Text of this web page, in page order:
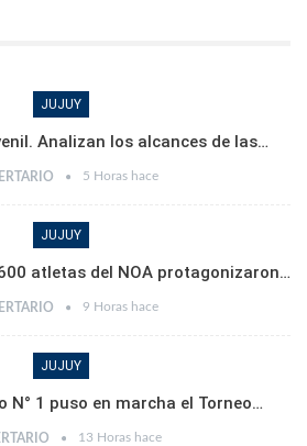
JUJUY
Analizan los alcances de las…
5 Horas hace
JUJUY
atletas del NOA protagonizaron…
9 Horas hace
JUJUY
N° 1 puso en marcha el Torneo…
13 Horas hace